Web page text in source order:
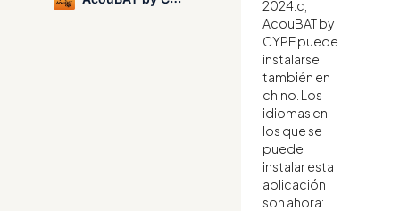
2024.c,
AcouBAT by
CYPE puede
instalarse
también en
chino. Los
idiomas en
los que se
puede
instalar esta
aplicación
son ahora: